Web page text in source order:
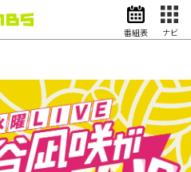
アニメ
番組表 ナビ